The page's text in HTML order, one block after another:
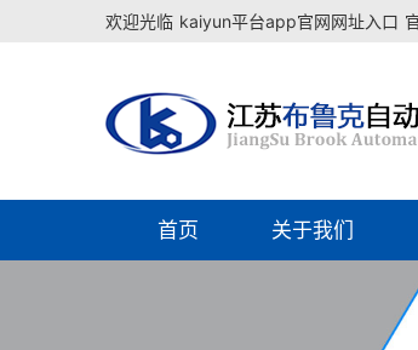
欢迎光临 kaiyun平台app官网网址入口
首页 关于我们